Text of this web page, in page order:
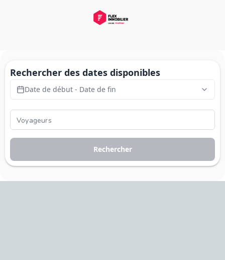
Rechercher des dates disponibles
Date de début - Date de fin
Rechercher